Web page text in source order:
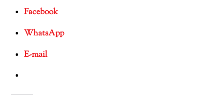
Facebook
WhatsApp
E-mail